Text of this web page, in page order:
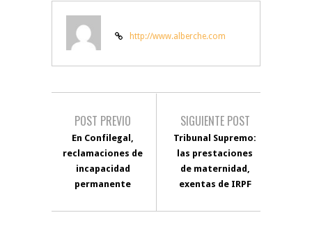
http://www.alberche.com
POST PREVIO
En Confilegal,
reclamaciones de
incapacidad
permanente
SIGUIENTE POST
Tribunal Supremo:
las prestaciones
de maternidad,
exentas de IRPF